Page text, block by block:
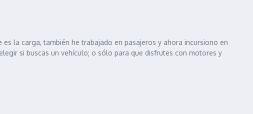
la carga, también he trabajado en pasajeros y ahora incursiono en
si buscas un vehículo; o sólo para que disfrutes con motores y